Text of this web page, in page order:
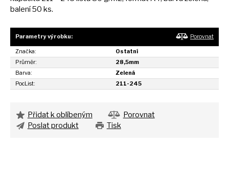
balení50 ks.
Parametry výrobku: Porovnat
Značka:
Ostatní
Průměr:
28,5mm
Barva:
Zelená
PocList:
211-245
Přidat k oblíbeným
Porovnat
Poslat produkt
Tisk